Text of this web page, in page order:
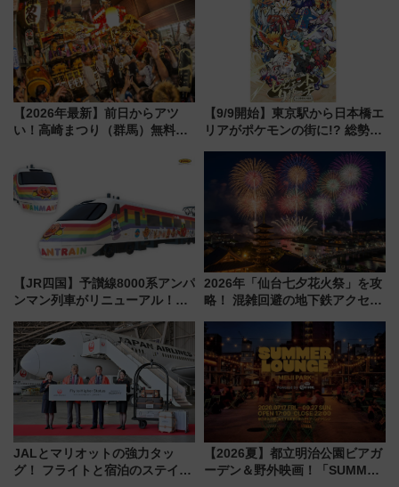
ープラン
【2026年最新】前日からアツ
い！高崎まつり（群馬）無料観
しまで
【9/9開始】東京駅から日本橋エ
リアがポケモンの街に!? 総勢
リサーチ」本格謎解き・グッズ
情報まとめ
【JR四国】予讃線8000系アンパ
ンマン列車がリニューアル！内
今年12月
2026年「仙台七夕花火祭」を攻
略！ 混雑回避の地下鉄アクセス
火前に楽しむ仙台観光ルートま
で解説！
JALとマリオットの強力タッ
グ！ フライトと宿泊のステイタ
【2026夏】都立明治公園ビアガ
ーデン＆野外映画！「SUMMER